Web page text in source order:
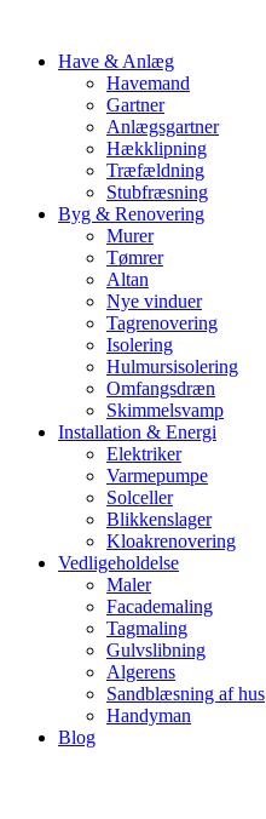
Have & Anlæg
Havemand
Gartner
Anlægsgartner
Hækklipning
Træfældning
Stubfræsning
Byg & Renovering
Murer
Tømrer
Altan
Nye vinduer
Tagrenovering
Isolering
Hulmursisolering
Omfangsdræn
Skimmelsvamp
Installation & Energi
Elektriker
Varmepumpe
Solceller
Blikkenslager
Kloakrenovering
Vedligeholdelse
Maler
Facademaling
Tagmaling
Gulvslibning
Algerens
Sandblæsning af hus
Handyman
Blog